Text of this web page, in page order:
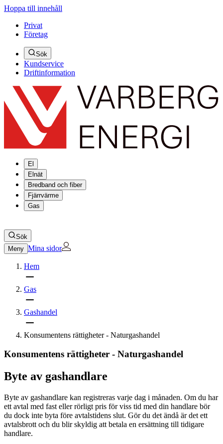
Hoppa till innehåll
Privat
Företag
Sök
Kundservice
Driftinformation
El
Elnät
Bredband och fiber
Fjärrvärme
Gas
Sök
Meny Mina sidor
Hem
Gas
Gashandel
Konsumentens rättigheter - Naturgashandel
Konsumentens rättigheter - Naturgashandel
Byte av gashandlare
Byte av gashandlare kan registreras varje dag i månaden. Om du har
ett avtal med fast eller rörligt pris för viss tid med din handlare bör
du dock inte byta före avtalstidens slut. Gör du det ändå är det ett
avtalsbrott och du blir skyldig att betala en ersättning till tidigare
handlare.